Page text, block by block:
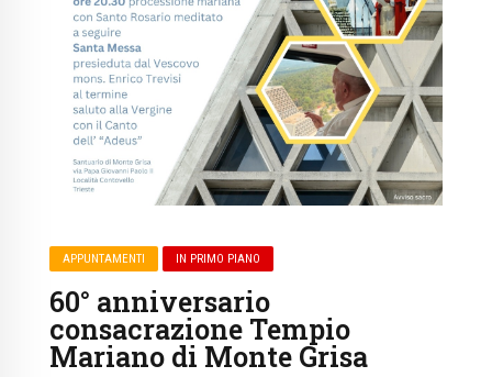
APPUNTAMENTI IN PRIMO PIANO
60° anniversario
consacrazione Tempio
Mariano di Monte Grisa